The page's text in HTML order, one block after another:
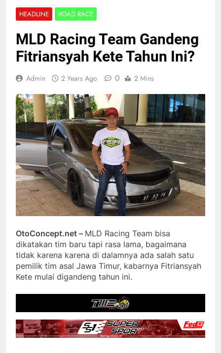
HEADLINE ROAD RACE
MLD Racing Team Gandeng
Fitriansyah Kete Tahun Ini?
Admin 2 Years Ago 0 2 Mins
OtoConcept.net – MLD Racing Team bisa
dikatakan tim baru tapi rasa lama, bagaimana
tidak karena karena di dalamnya ada salah satu
pemilik tim asal Jawa Timur, kabarnya Fitriansyah
Kete mulai digandeng tahun ini.